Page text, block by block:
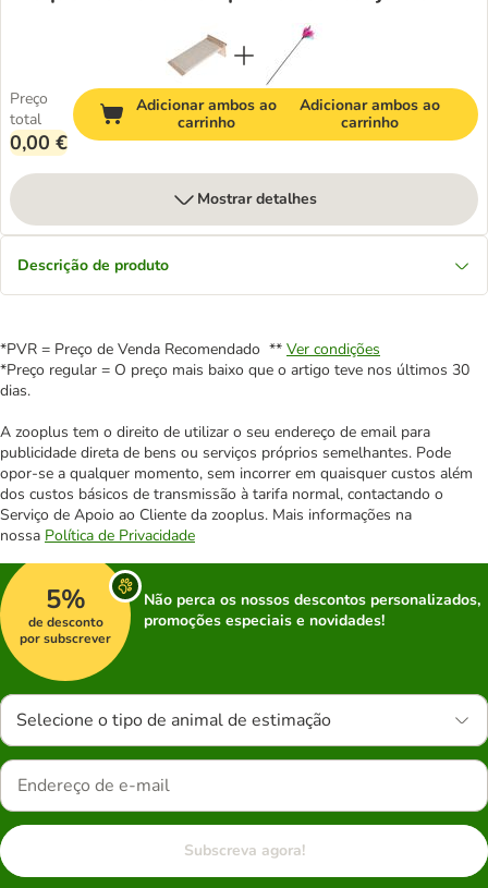
Preço
total
0,00 €
Adicionar ambos ao
carrinho
Adicionar ambos ao
carrinho
Mostrar detalhes
Descrição de produto
*PVR = Preço de Venda Recomendado ** Ver condições
*Preço regular = O preço mais baixo que o artigo teve nos últimos 30
dias.
A zooplus tem o direito de utilizar o seu endereço de email para
publicidade direta de bens ou serviços próprios semelhantes. Pode
opor-se a qualquer momento, sem incorrer em quaisquer custos além
dos custos básicos de transmissão à tarifa normal, contactando o
Serviço de Apoio ao Cliente da zooplus. Mais informações na
nossa Política de Privacidade
5%
de desconto
por subscrever
Não perca os nossos descontos personalizados,
promoções especiais e novidades!
Selecione o tipo de animal de estimação
Subscreva agora!